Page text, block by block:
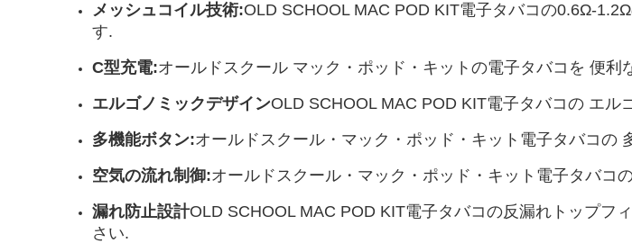
メッシュコイル技術:OLD SCHOOL MAC POD KIT電子タバコの0.6Ω-
す.
C型充電:オールドスクール マック・ポッド・キットの電子タバコを 便
エルゴノミックデザインOLD SCHOOL MAC POD KIT電子タバコの エ
多機能ボタン:オールドスクール・マック・ポッド・キット電子タバコの
空気の流れ制御:オールドスクール・マック・ポッド・キット電子タバコ
漏れ防止設計OLD SCHOOL MAC POD KIT電子タバコの反漏れトップフ
さい.